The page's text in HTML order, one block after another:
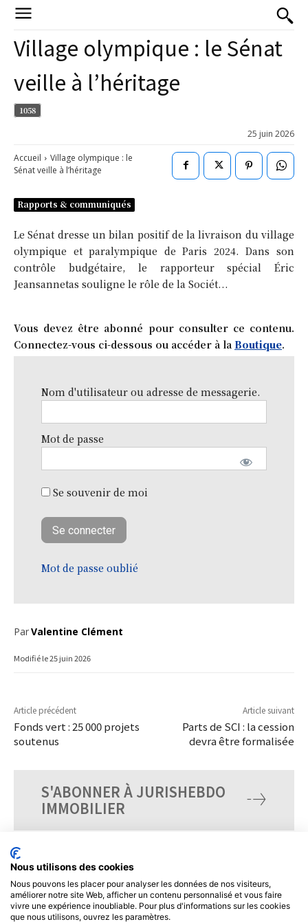
Village olympique : le Sénat
veille à l’héritage
1058
25 juin 2026
Accueil
Village olympique : le
Sénat veille à l’héritage
Rapports & communiqués
Le Sénat dresse un bilan positif de la livraison du village
olympique et paralympique de Paris 2024. Dans son
contrôle budgétaire, le rapporteur spécial Éric
Jeansannetas souligne le rôle de la Sociét...
Vous devez être abonné pour consulter ce contenu.
Connectez-vous ci-dessous ou accéder à la Boutique.
Nom d'utilisateur ou adresse de messagerie.
Mot de passe
Se souvenir de moi
Mot de passe oublié
ParValentine Clément
Modifié le25 juin 2026
Article précédent
Fonds vert : 25 000 projets
soutenus
Article suivant
Parts de SCI : la cession
devra être formalisée
S'ABONNER À JURISHEBDO
IMMOBILIER
Nous utilisons des cookies
Nous pouvons les placer pour analyser les données de nos visiteurs,
améliorer notre site Web, afficher un contenu personnalisé et vous faire
vivre une expérience inoubliable. Pour plus d'informations sur les cookies
que nous utilisons, ouvrez les paramètres.